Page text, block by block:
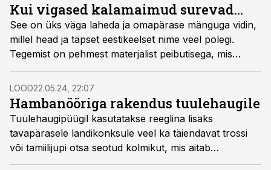
Kui vigased kalamaimud surevad...
See on üks väga laheda ja omapärase mänguga vidin,
millel head ja täpset eestikeelset nime veel polegi.
Tegemist on pehmest materjalist peibutisega, mis
imiteerib vigast, visklevat kalamaimu.
LOOD22.05.24, 22:07
Hambanööriga rakendus tuulehaugile
Tuulehaugipüügil kasutatakse reeglina lisaks
tavapärasele landikonksule veel ka täiendavat trossi
või tamiilijupi otsa seotud kolmikut, mis aitab
suurendada kättesaadavate kalade arvu. Kui aga